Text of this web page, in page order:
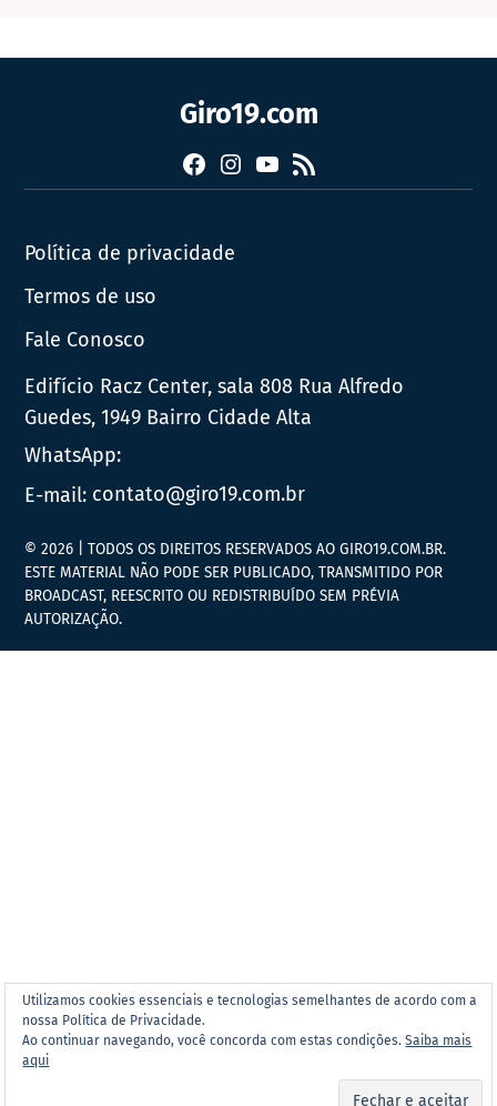
Giro19.com
FacebookInstagram
YouTube
RSS
Política de privacidade
Termos de uso
Fale Conosco
Edifício Racz Center, sala 808 Rua Alfredo
Guedes, 1949 Bairro Cidade Alta
WhatsApp:
E-mail: contato@giro19.com.br
Utilizamos cookies essenciais e tecnologias semelhantes de acordo com a
nossa Política de Privacidade.
Ao continuar navegando, você concorda com estas condições.Saiba mais
aqui
© 2026 | TODOS OS DIREITOS RESERVADOS AO GIRO19.COM.BR.
ESTE MATERIAL NÃO PODE SER PUBLICADO, TRANSMITIDO POR
BROADCAST, REESCRITO OU REDISTRIBUÍDO SEM PRÉVIA
AUTORIZAÇÃO.